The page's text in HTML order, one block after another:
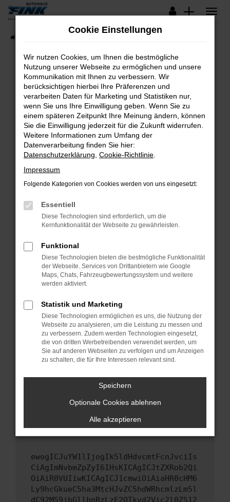
Zum
springen
Lagerfahrzeuge
Fehler: Network Error
Beim Laden ist ein Fehler aufgetreten.
Hier sind ein paar Tipps, die dir helfen können:
Überprüfe deine Firewall und deine
Internetverbindung.
Laden andere Webseiten, zum Beispiel deine
Suchmaschine?
Prüfe deine Browsererweiterungen.
können das Laden bestimmter Seiten
verhindern. Funktioniert die Seite in einem
anderen Browser oder in einem privaten
Starte dein Gerät neu.
Das kann manchmal helfen, vorübergehende
Probleme zu beheben.
Betriebssystem auf dem neuesten Stand
sind.
Veraltete Software birgt nicht nur ein
Sicherheitsrisiko, sondern kann auch dazu
führen, dass bestimmte Funktionen nicht mehr
unterstützt werden.
Wende dich an den Webseitenbetreiber.
Wenn du alle oben genannten Schritte versucht
hast, kontaktiere uns bitte. Wir werden
versuchen, das Problem zu beheben. Du kannst
uns diesen Text schicken, um uns bei der
ewogICJuYW1lIjogIk5ldHdvcmtFcnJvciIs
CiAgImNvbmZpZyI6IHsKICAgICJtZXRob2Qi
OiAiR0VUIiwKICAgICJ1cmwiOiAiaHR0cHM6
Ly9hcGkueC5ha3MtcHJvZC5hdWRhcmlzLm5l
dC92MS9jbGllbnRzLzE2OTkvd2Vic2l0ZS12
Cookie Einstellungen
Wir nutzen Cookies, um Ihnen die bestmögliche
Nutzung unserer Webseite zu ermöglichen und unsere
Kommunikation mit Ihnen zu verbessern. Wir
berücksichtigen hierbei Ihre Präferenzen und
verarbeiten Daten für Marketing und Statistiken nur,
wenn Sie uns Ihre Einwilligung geben. Wenn Sie zu
einem späteren Zeitpunkt Ihre Meinung ändern, können
Sie die Einwilligung jederzeit für die Zukunft widerrufen.
Weitere Informationen zum Umfang der
Datenverarbeitung finden Sie hier:
Datenschutzerklärung Cookie-Richtlinie
Impressum
Folgende Kategorien von Cookies werden von uns eingesetzt:
Essentiell
Diese Technologien sind erforderlich, um die
Kernfunktionalität der Webseite zu gewährleisten.
Funktional
Diese Technologien bieten die bestmögliche Funktionalität
der Webseite. Services von Drittanbietern wie Google
Maps, Chats, Fahrzeugbewertungssystem und weitere
werden aktiviert.
Statistik und Marketing
Diese Technologien ermöglichen es uns, die Nutzung der
Webseite zu analysieren, um die Leistung zu messen und
zu verbessern. Zudem werden Technologien eingesetzt,
die von dritten Werbetreibenden verwendet werden, um
Sie auf anderen Webseiten zu verfolgen und um Anzeigen
zu schalten, die für Ihre Interessen relevant sind.
Speichern
Optionale Cookies ablehnen
Alle akzeptieren